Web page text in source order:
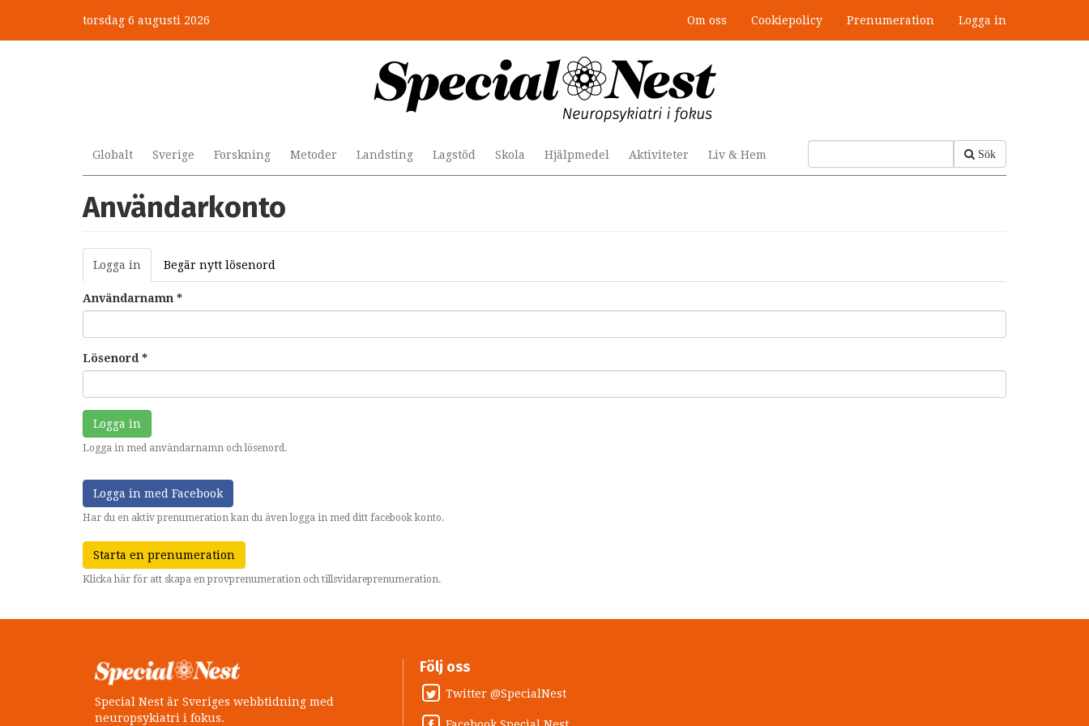
huvudinnehåll
torsdag 6 augusti 2026 Om oss Cookiepolicy Prenumeration Logga in
Sök
Globalt Sverige Forskning Metoder Landsting Lagstöd Skola Hjälpmedel Aktiviteter Liv & Hem
Användarkonto
Primära
flikar
Logga in (aktiv
flik)
Begär nytt lösenord
Användarnamn *
Lösenord *
Logga in
Logga in med användarnamn och lösenord.
Logga in med Facebook
Har du en aktiv prenumeration kan du även logga in med ditt facebook konto.
Starta en prenumeration
Klicka här för att skapa en provprenumeration och tillsvidareprenumeration.
Special Nest är Sveriges webbtidning med
neuropsykiatri i fokus.
Följ oss
Twitter @SpecialNest